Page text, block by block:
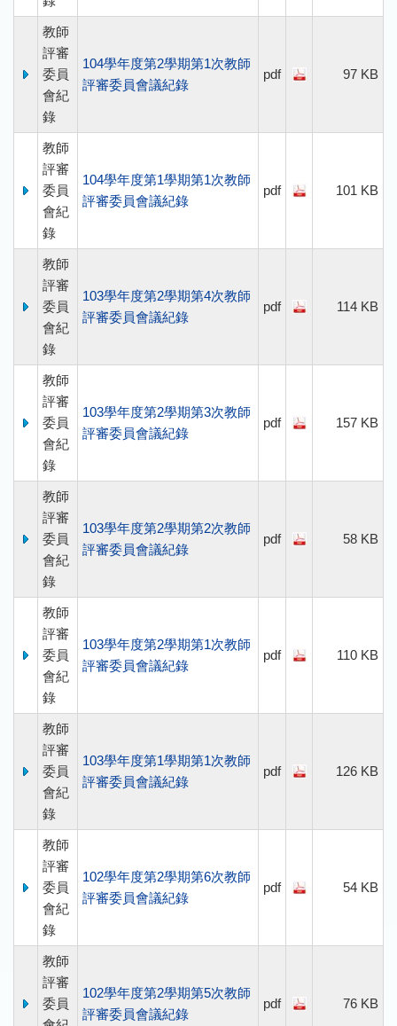
教師
評審
委員
會紀
錄
104學年度第2學期第1次教師
評審委員會議紀錄
pdf 97 KB
教師
評審
委員
會紀
錄
104學年度第1學期第1次教師
評審委員會議紀錄
pdf 101 KB
教師
評審
委員
會紀
錄
103學年度第2學期第4次教師
評審委員會議紀錄
pdf 114 KB
教師
評審
委員
會紀
錄
103學年度第2學期第3次教師
評審委員會議紀錄
pdf 157 KB
教師
評審
委員
會紀
錄
103學年度第2學期第2次教師
評審委員會議紀錄
pdf 58 KB
教師
評審
委員
會紀
錄
103學年度第2學期第1次教師
評審委員會議紀錄
pdf 110 KB
教師
評審
委員
會紀
錄
103學年度第1學期第1次教師
評審委員會議紀錄
pdf 126 KB
教師
評審
委員
會紀
錄
102學年度第2學期第6次教師
評審委員會議紀錄
pdf 54 KB
教師
評審
委員
102學年度第2學期第5次教師
評審委員會議紀錄
pdf 76 KB